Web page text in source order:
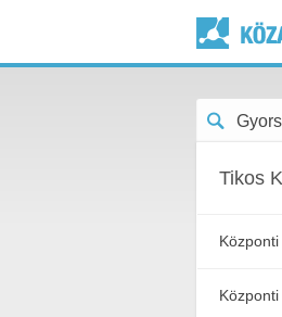
Tikos